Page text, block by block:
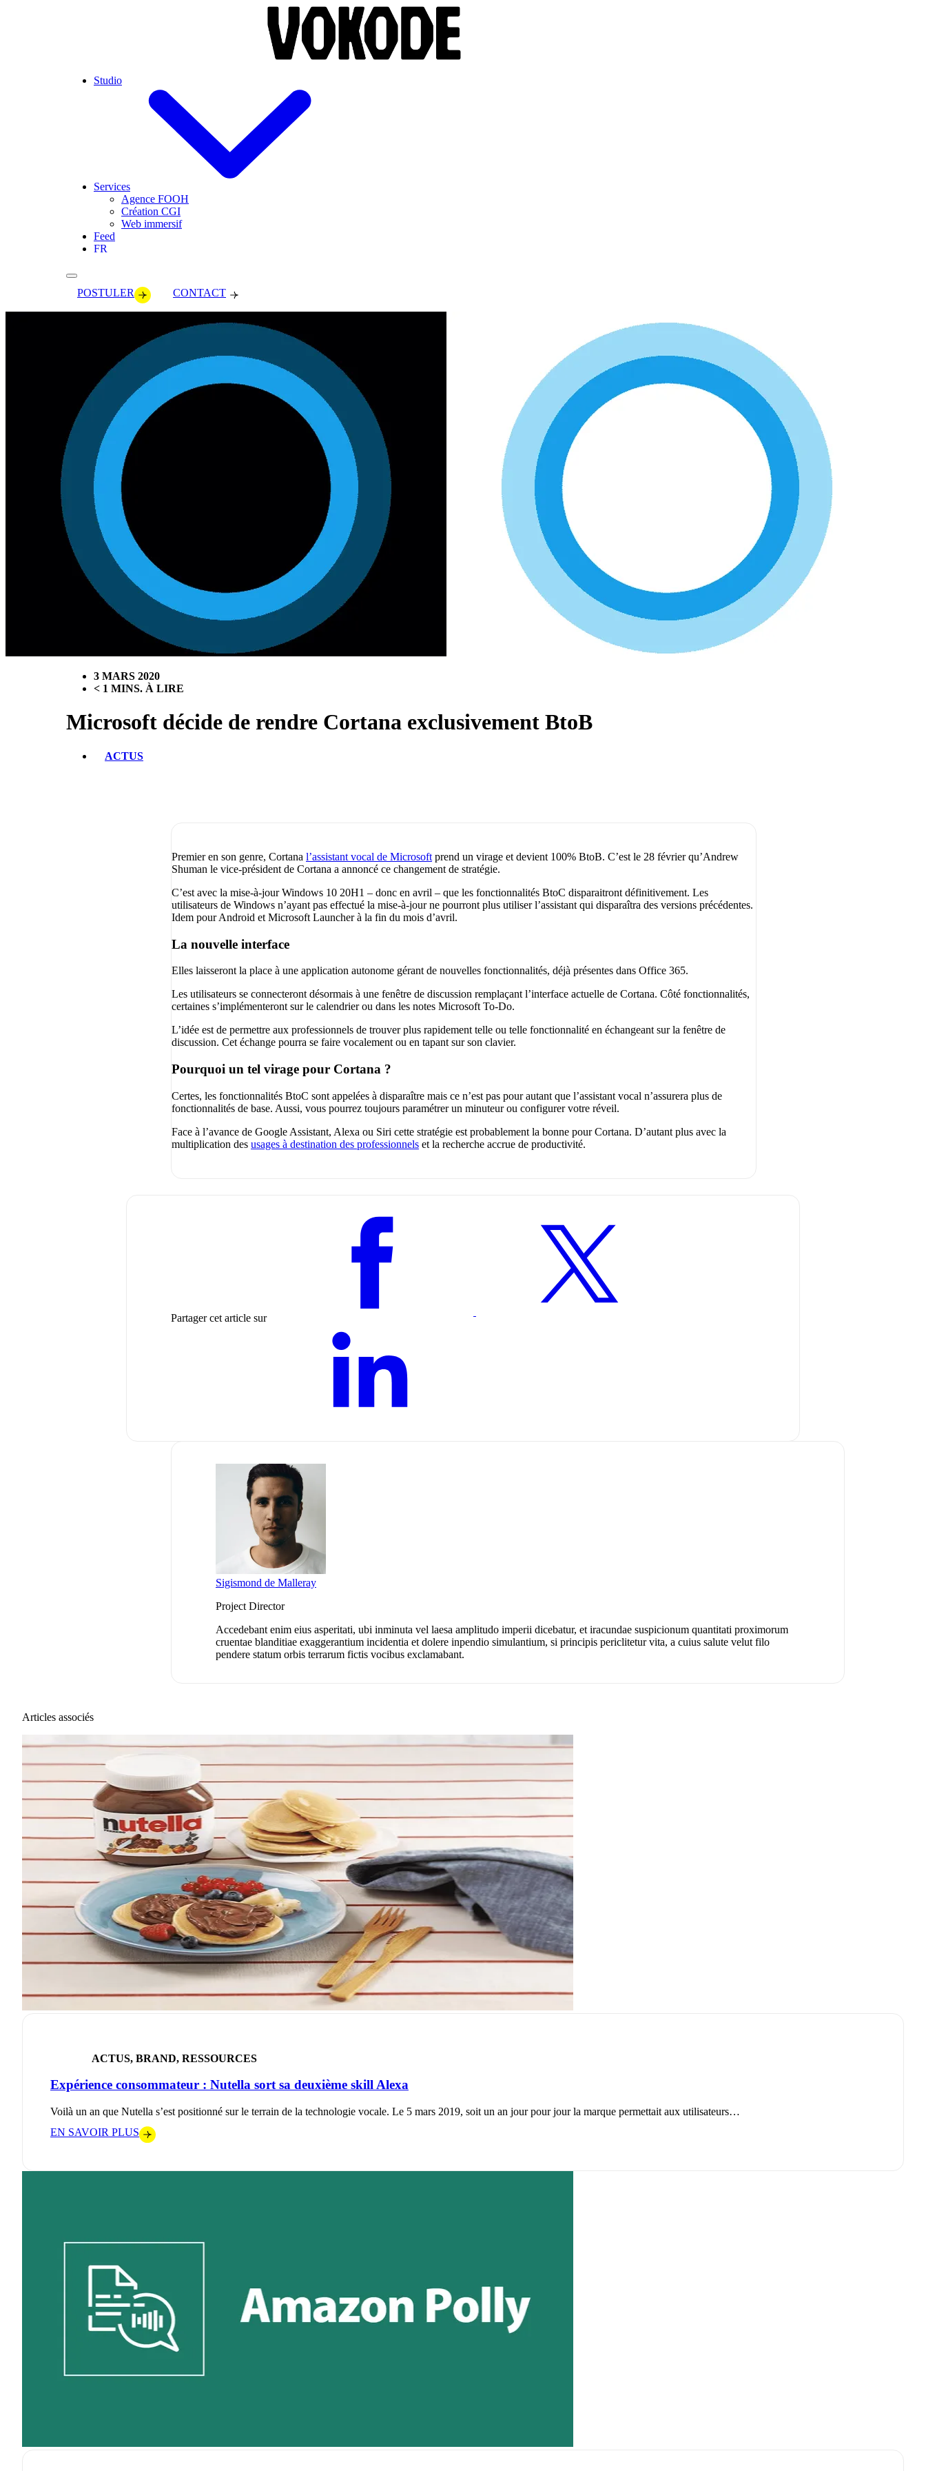
Studio
Services
Agence FOOH
Création CGI
Web immersif
Feed
FR
POSTULER CONTACT
3 MARS 2020
< 1 MINS. À LIRE
Microsoft décide de rendre Cortana exclusivement BtoB
ACTUS
Premier en son genre, Cortana l’assistant vocal de Microsoft prend un virage et devient 100% BtoB. C’est le 28 février qu’Andrew
Shuman le vice-président de Cortana a annoncé ce changement de stratégie.
C’est avec la mise-à-jour Windows 10 20H1 – donc en avril – que les fonctionnalités BtoC disparaitront définitivement. Les
utilisateurs de Windows n’ayant pas effectué la mise-à-jour ne pourront plus utiliser l’assistant qui disparaîtra des versions précédentes.
Idem pour Android et Microsoft Launcher à la fin du mois d’avril.
La nouvelle interface
Elles laisseront la place à une application autonome gérant de nouvelles fonctionnalités, déjà présentes dans Office 365.
Les utilisateurs se connecteront désormais à une fenêtre de discussion remplaçant l’interface actuelle de Cortana. Côté fonctionnalités,
certaines s’implémenteront sur le calendrier ou dans les notes Microsoft To-Do.
L’idée est de permettre aux professionnels de trouver plus rapidement telle ou telle fonctionnalité en échangeant sur la fenêtre de
discussion. Cet échange pourra se faire vocalement ou en tapant sur son clavier.
Pourquoi un tel virage pour Cortana ?
Certes, les fonctionnalités BtoC sont appelées à disparaître mais ce n’est pas pour autant que l’assistant vocal n’assurera plus de
fonctionnalités de base. Aussi, vous pourrez toujours paramétrer un minuteur ou configurer votre réveil.
Face à l’avance de Google Assistant, Alexa ou Siri cette stratégie est probablement la bonne pour Cortana. D’autant plus avec la
multiplication des usages à destination des professionnels et la recherche accrue de productivité.
Partager cet article sur
Sigismond de Malleray
Project Director
Accedebant enim eius asperitati, ubi inminuta vel laesa amplitudo imperii dicebatur, et iracundae suspicionum quantitati proximorum
cruentae blanditiae exaggerantium incidentia et dolere inpendio simulantium, si principis periclitetur vita, a cuius salute velut filo
pendere statum orbis terrarum fictis vocibus exclamabant.
Articles associés
ACTUS, BRAND, RESSOURCES
Expérience consommateur : Nutella sort sa deuxième skill Alexa
Voilà un an que Nutella s’est positionné sur le terrain de la technologie vocale. Le 5 mars 2019, soit un an jour pour jour la marque permettait aux utilisateurs…
EN SAVOIR PLUS